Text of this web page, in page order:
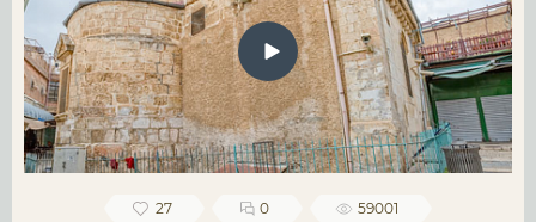
27 0 59001